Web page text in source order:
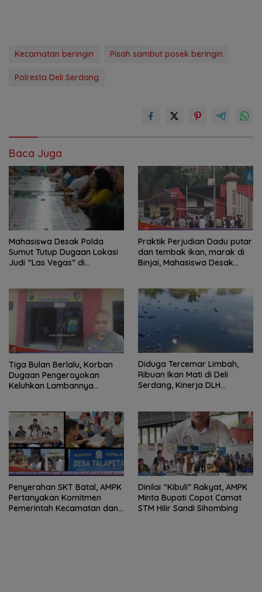
Kecamatan beringin Pisah sambut posek beringin
Polresta Deli Serdang
Baca Juga
Mahasiswa Desak Polda
Sumut Tutup Dugaan Lokasi
Judi “Las Vegas” di
Praktik Perjudian Dadu putar
dan tembak ikan, marak di
Binjai, Mahasiswa Desak
Tiga Bulan Berlalu, Korban
Dugaan Pengeroyokan
Keluhkan Lambannya
Diduga Tercemar Limbah,
Ribuan Ikan Mati di Deli
Serdang, Kinerja DLH
Penyerahan SKT Batal, AMPK
Pertanyakan Komitmen
Pemerintah Kecamatan dan
Dinilai “Kibuli” Rakyat, AMPK
Minta Bupati Copot Camat
STM Hilir Sandi Sihombing